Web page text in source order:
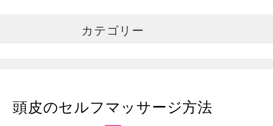
カテゴリー
頭皮のセルフマッサージ方法